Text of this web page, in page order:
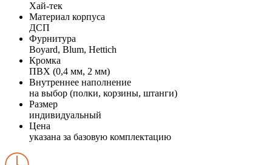
Хай-тек
Материал корпуса
ДСП
Фурнитура
Boyard, Blum, Hettich
Кромка
ПВХ (0,4 мм, 2 мм)
Внутреннее наполнение
на выбор (полки, корзины, штанги)
Размер
индивидуальный
Цена
указана за базовую комплектацию